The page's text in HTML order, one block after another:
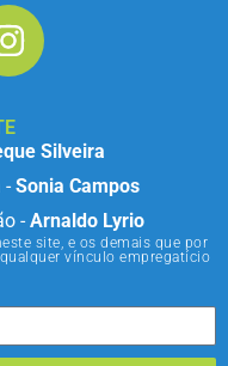
Silveira
-Sonia Campos
-Arnaldo Lyrio
site, e os demais que por
vínculo empregatício